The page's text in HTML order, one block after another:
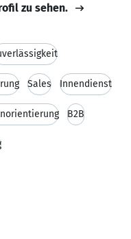
zu sehen.
Sales Innendienst
B2B